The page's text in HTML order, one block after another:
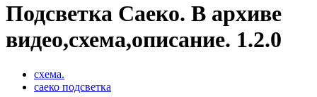
Подсветка Саеко. В архиве
видео,схема,описание. 1.2.0
схема.
саеко подсветка